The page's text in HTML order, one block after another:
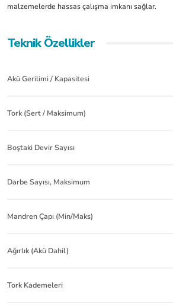
malzemelerde hassas çalışma imkanı sağlar.
Teknik Özellikler
Akü Gerilimi / Kapasitesi
Tork (Sert / Maksimum)
Boştaki Devir Sayısı
Darbe Sayısı, Maksimum
Mandren Çapı (Min/Maks)
Ağırlık (Akü Dahil)
Tork Kademeleri